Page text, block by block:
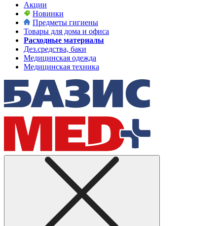
Акции
Новинки
Предметы гигиены
Товары для дома и офиса
Расходные материалы
Дез.средства, баки
Медицинская одежда
Медицинская техника